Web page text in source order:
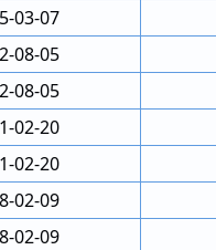
03-07
08-05
08-05
02-20
02-20
02-09
02-09